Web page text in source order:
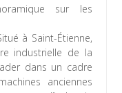
sur les
à Saint-Étienne,
industrielle de la
dans un cadre
anciennes